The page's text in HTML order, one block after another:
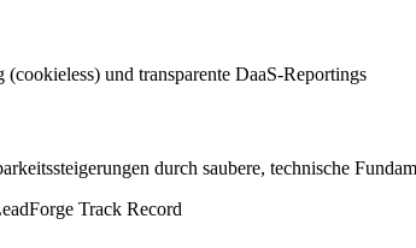
und transparente DaaS-Reportings
durch saubere, technische
Track Record